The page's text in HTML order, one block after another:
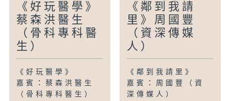
《好玩醫學》
蔡森洪醫生
（骨科專科醫
生）
《好玩醫學》
嘉賓：蔡森洪醫生
（骨科專科醫生）
《鄰到我請
里》周國豐
（資深傳媒
人）
《鄰到我請里》
嘉賓：周國豐（資
深傳媒人）